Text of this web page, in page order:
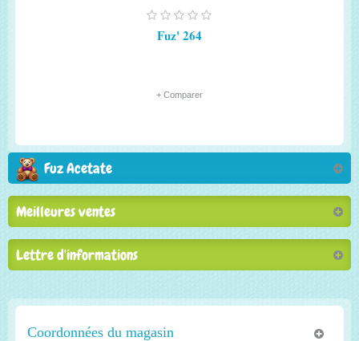
Fuz' 264
+ Comparer
Fuz Acetate
Meilleures ventes
Lettre d'informations
Coordonnées du magasin